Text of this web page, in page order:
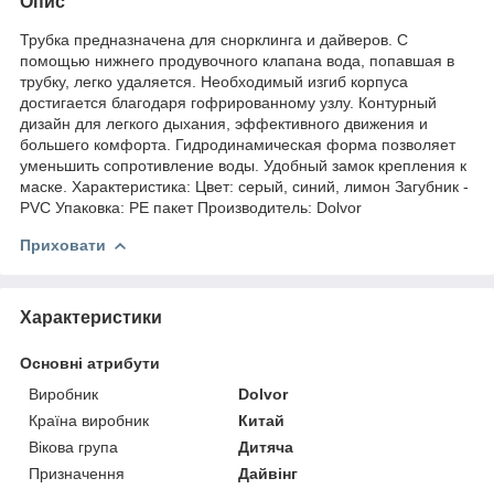
Трубка предназначена для снорклинга и дайверов. С
помощью нижнего продувочного клапана вода, попавшая в
трубку, легко удаляется. Необходимый изгиб корпуса
достигается благодаря гофрированному узлу. Контурный
дизайн для легкого дыхания, эффективного движения и
большего комфорта. Гидродинамическая форма позволяет
уменьшить сопротивление воды. Удобный замок крепления к
маске. Характеристика: Цвет: серый, синий, лимон Загубник -
PVC Упаковка: PE пакет Производитель: Dolvor
Приховати
Характеристики
Основні атрибути
Виробник
Dolvor
Країна виробник
Китай
Вікова група
Дитяча
Призначення
Дайвінг